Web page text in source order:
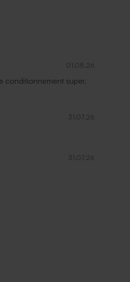
01.08.26
conditionnement super.
31.07.26
31.07.26